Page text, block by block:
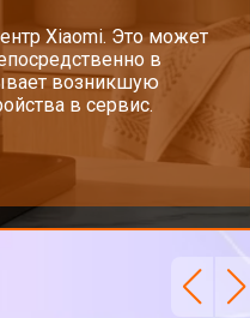
Xiaomi. Это может
в
возникшую
в сервис.